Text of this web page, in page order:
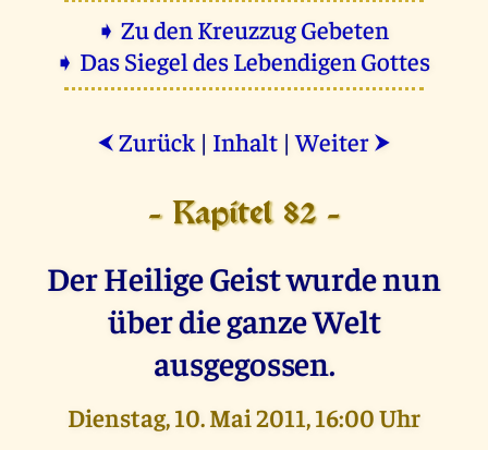
➧ Zu den Kreuzzug Gebeten
➧ Das Siegel des Lebendigen Gottes
⮜ Zurück | Inhalt |Weiter ⮞
- Kapitel 82 -
Der Heilige Geist wurde nun
über die ganze Welt
ausgegossen.
Dienstag, 10. Mai 2011, 16:00 Uhr